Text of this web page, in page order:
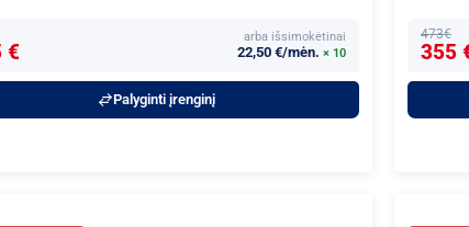
€
arba išsimokėtinai
22,50 €/mėn. × 10
Palyginti įrenginį
473€
355